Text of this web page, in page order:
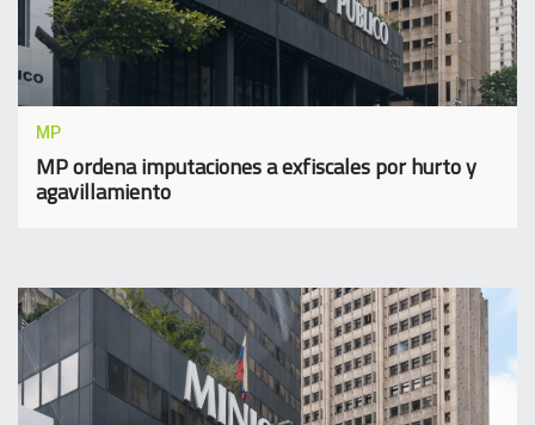
MP
MP ordena imputaciones a exfiscales por hurto y
agavillamiento